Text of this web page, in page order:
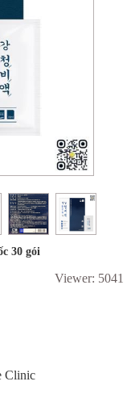
30 gói
Viewer: 5041
Clinic